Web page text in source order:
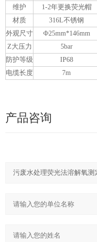
维护
1-2年更换荧光帽
材质
316L不锈钢
外观尺寸
Ф25mm*146mm
Z大压力
5bar
防护等级
IP68
电缆长度
7m
产品咨询